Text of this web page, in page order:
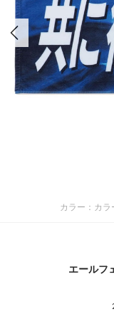
カラー：カラ
エールフ